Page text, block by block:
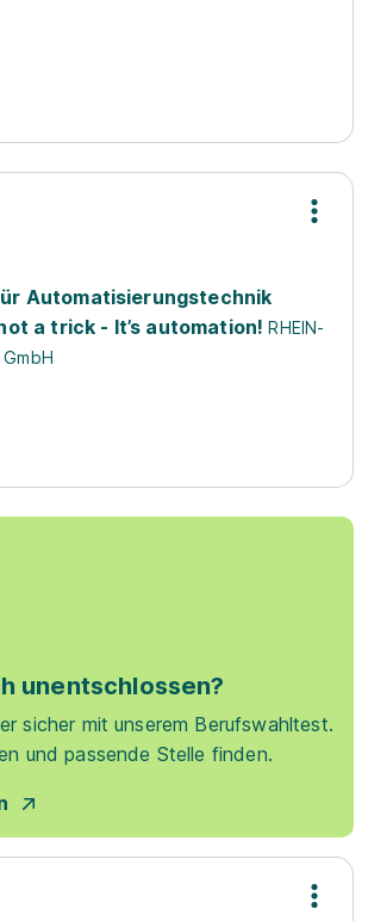
Automatisierungstechnik
a trick - It’s automation! RHEIN-
GmbH
unentschlossen?
sicher mit unserem Berufswahltest.
und passende Stelle finden.